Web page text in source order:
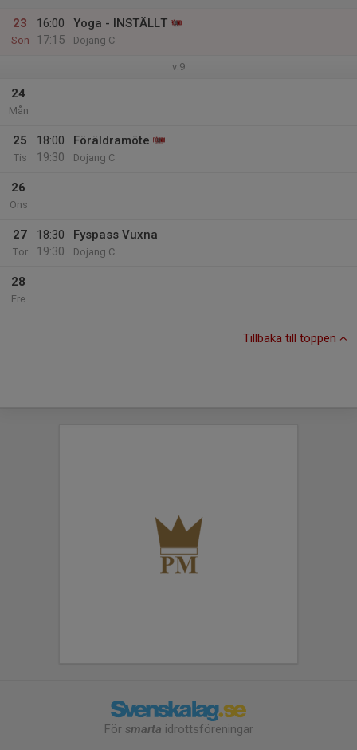
23
Sön
16:00
17:15
Yoga - INSTÄLLT
Dojang C
v.9
24
Mån
25
Tis
18:00
19:30
Föräldramöte
Dojang C
26
Ons
27
Tor
18:30
19:30
Fyspass Vuxna
Dojang C
28
Fre
Tillbaka till toppen
För smarta idrottsföreningar